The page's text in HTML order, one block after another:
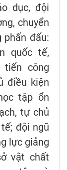
dục, đội
chuyển
phấn đấu:
quốc tế,
công
điều kiện
tập ổn
tự chủ
đội ngũ
lực giảng
vật chất